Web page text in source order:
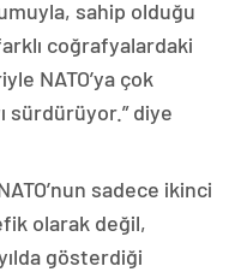
sahip olduğu
coğrafyalardaki
NATO’ya çok
sürdürüyor.” diye
sadece ikinci
olarak değil,
gösterdiği